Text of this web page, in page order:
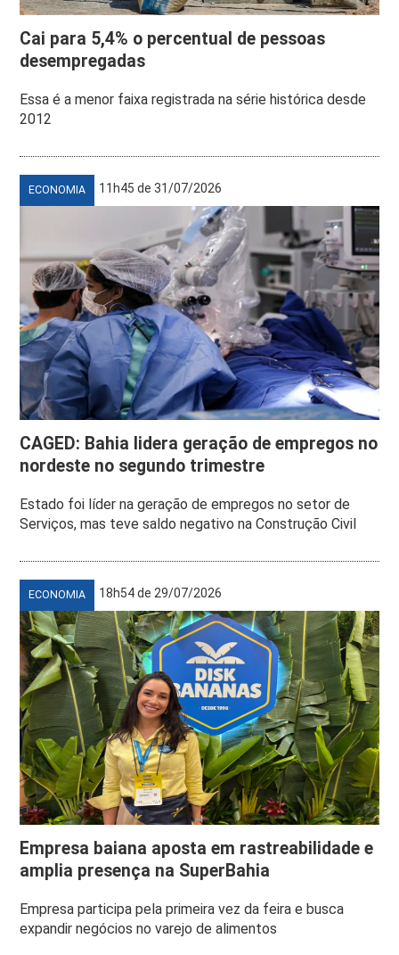
Cai para 5,4% o percentual de pessoas
desempregadas
Essa é a menor faixa registrada na série histórica desde
2012
ECONOMIA 11h45 de 31/07/2026
CAGED: Bahia lidera geração de empregos no
nordeste no segundo trimestre
Estado foi líder na geração de empregos no setor de
Serviços, mas teve saldo negativo na Construção Civil
ECONOMIA 18h54 de 29/07/2026
Empresa baiana aposta em rastreabilidade e
amplia presença na SuperBahia
Empresa participa pela primeira vez da feira e busca
expandir negócios no varejo de alimentos